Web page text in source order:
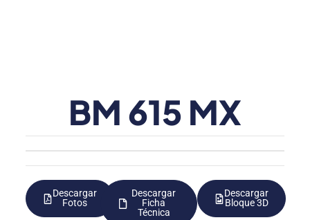
BM 615 MX
Descargar
Fotos
Descargar
Ficha
Técnica
Descargar
Bloque 3D